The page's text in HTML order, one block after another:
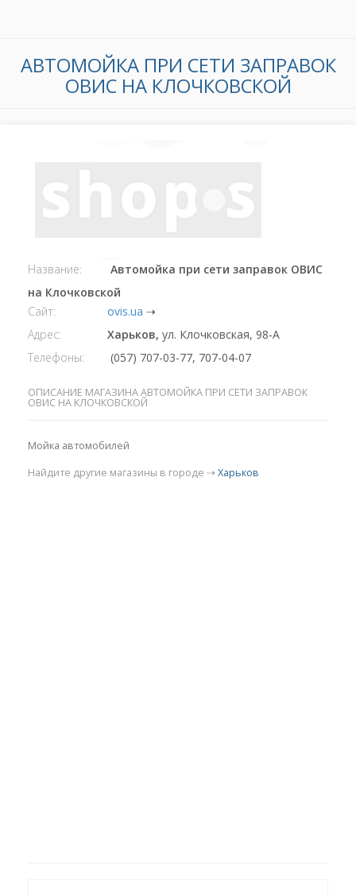
АВТОМОЙКА ПРИ СЕТИ ЗАПРАВОК
ОВИС НА КЛОЧКОВСКОЙ
Название:
Автомойка при сети заправок ОВИС
на Клочковской
Сайт:
ovis.ua ⇢
Адрес:
Харьков, ул. Клочковская, 98-А
Телефоны:
(057) 707-03-77, 707-04-07
ОПИСАНИЕ МАГАЗИНА АВТОМОЙКА ПРИ СЕТИ ЗАПРАВОК
ОВИС НА КЛОЧКОВСКОЙ
Мойка автомобилей
Найдите другие магазины в городе ⇢ Харьков